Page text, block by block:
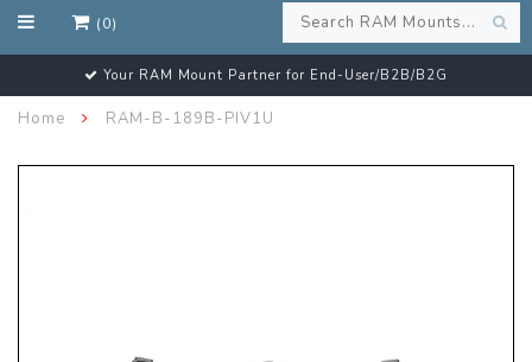
(0)
Your RAM Mount Partner for End-User/B2B/B2G
Home RAM-B-189B-PIV1U